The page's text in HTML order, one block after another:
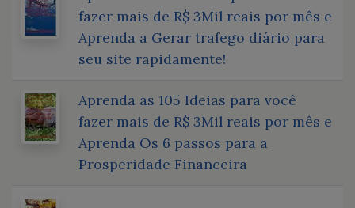
fazer mais de R$ 3Mil reais por mês e
Aprenda a Gerar trafego diário para
seu site rapidamente!
Aprenda as 105 Ideias para você
fazer mais de R$ 3Mil reais por mês e
Aprenda Os 6 passos para a
Prosperidade Financeira